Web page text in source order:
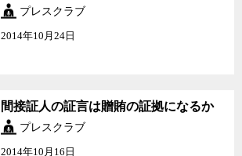
プレスクラブ
2014年10月24日
間接証人の証言は贈賄の証拠になるか
プレスクラブ
2014年10月16日